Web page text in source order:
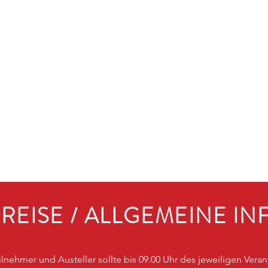
/ ALLGEMEINE
und Austeller sollte bis 09.00 Uhr des jeweiligen